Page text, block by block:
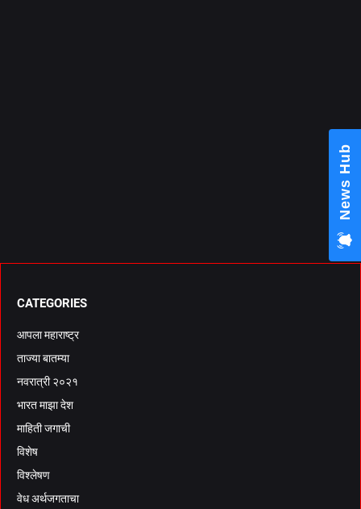
CATEGORIES
आपला महाराष्ट्र
ताज्या बातम्या
नवरात्री २०२१
भारत माझा देश
माहिती जगाची
विशेष
विश्लेषण
वेध अर्थजगताचा
News Hub